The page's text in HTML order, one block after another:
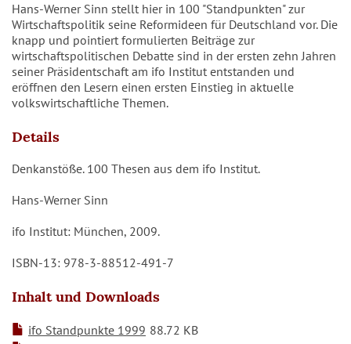
Hans-Werner Sinn stellt hier in 100 "Standpunkten" zur
Wirtschaftspolitik seine Reformideen für Deutschland vor. Die
knapp und pointiert formulierten Beiträge zur
wirtschaftspolitischen Debatte sind in der ersten zehn Jahren
seiner Präsidentschaft am ifo Institut entstanden und
eröffnen den Lesern einen ersten Einstieg in aktuelle
volkswirtschaftliche Themen.
Details
Denkanstöße. 100 Thesen aus dem ifo Institut.
Hans-Werner Sinn
ifo Institut: München, 2009.
ISBN-13: 978-3-88512-491-7
Inhalt und Downloads
ifo Standpunkte 1999 88.72 KB